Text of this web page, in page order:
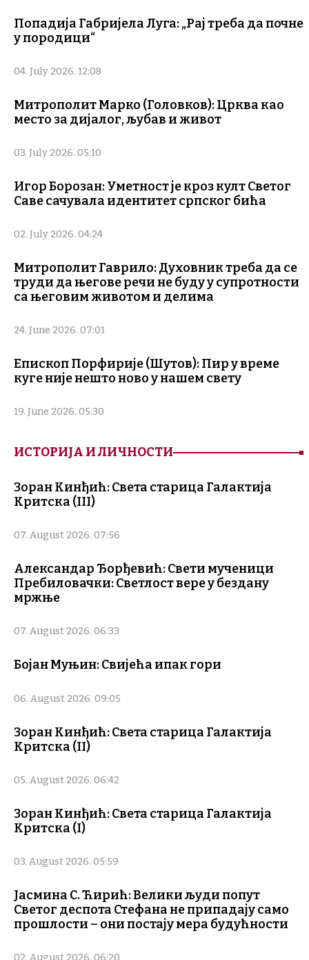
Попадија Габријела Луга: „Рај треба да почне
у породици“
04. July 2026. 12:08
Митрополит Марко (Головков): Црква као
место за дијалог, љубав и живот
03. July 2026. 05:10
Игор Борозан: Уметност је кроз култ Светог
Саве сачувала идентитет српског бића
02. July 2026. 04:24
Митрополит Гаврило: Духовник треба да се
труди да његове речи не буду у супротности
са његовим животом и делима
24. June 2026. 07:01
Епископ Порфирије (Шутов): Пир у време
куге није нешто ново у нашем свету
19. June 2026. 05:30
ИСТОРИЈА И ЛИЧНОСТИ
Зоран Кинђић: Света старица Галактија
Критска (III)
07. August 2026. 07:56
Александар Ђорђевић: Свети мученици
Пребиловачки: Светлост вере у бездану
мржње
07. August 2026. 06:33
Бојан Муњин: Свијећа ипак гори
06. August 2026. 09:05
Зоран Кинђић: Света старица Галактија
Критска (II)
05. August 2026. 06:42
Зоран Кинђић: Света старица Галактија
Критска (I)
03. August 2026. 05:59
Јасмина С. Ћирић: Велики људи попут
Светог деспота Стефана не припадају само
прошлости – они постају мера будућности
02. August 2026. 06:20